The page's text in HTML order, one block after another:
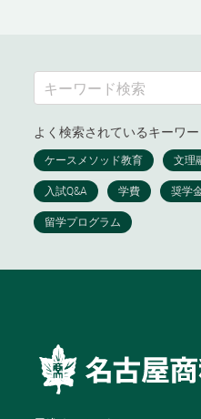
よく検索されているキーワ